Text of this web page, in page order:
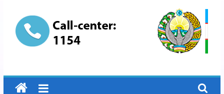
“Buxoro
hududiy
elektr